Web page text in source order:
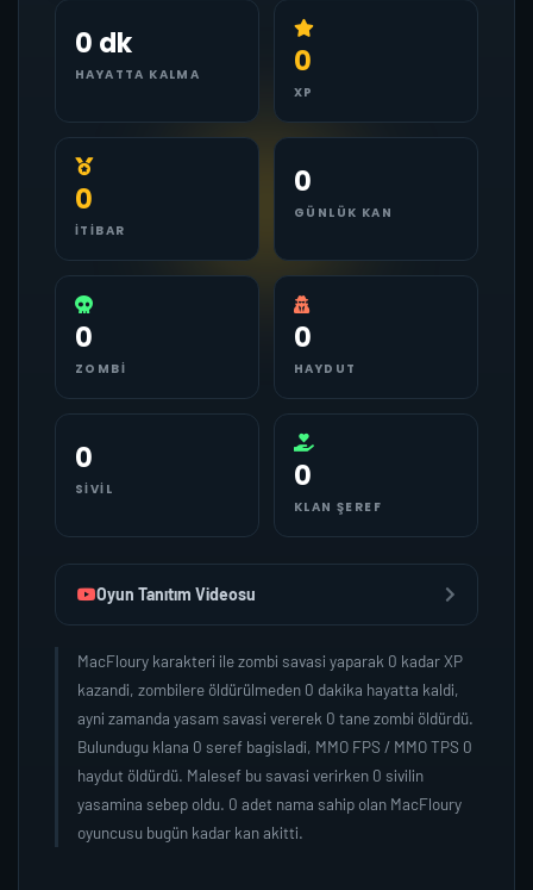
0 dk
HAYATTA KALMA 0
XP
0
İTIBAR
0
GÜNLÜK KAN
0
ZOMBI
0
HAYDUT
0
SIVIL 0
KLAN ŞEREF
Oyun Tanıtım Videosu
MacFloury karakteri ile zombi savasi yaparak 0 kadar XP
kazandi, zombilere öldürülmeden 0 dakika hayatta kaldi,
ayni zamanda yasam savasi vererek 0 tane zombi öldürdü.
Bulundugu klana 0 seref bagisladi, MMO FPS / MMO TPS 0
haydut öldürdü. Malesef bu savasi verirken 0 sivilin
yasamina sebep oldu. 0 adet nama sahip olan MacFloury
oyuncusu bugün kadar kan akitti.